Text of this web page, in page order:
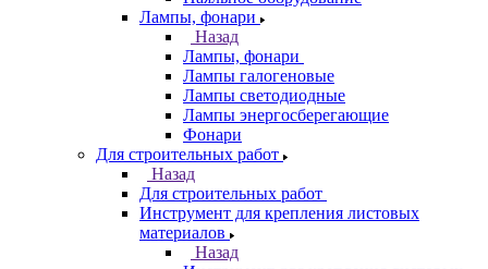
Лампы, фонари
Назад
Лампы, фонари
Лампы галогеновые
Лампы светодиодные
Лампы энергосберегающие
Фонари
Для строительных работ
Назад
Для строительных работ
Инструмент для крепления листовых
материалов
Назад